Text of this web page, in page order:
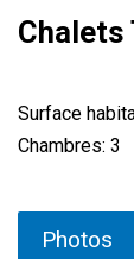
Chalets
Surface
Chambres: 3
Photos